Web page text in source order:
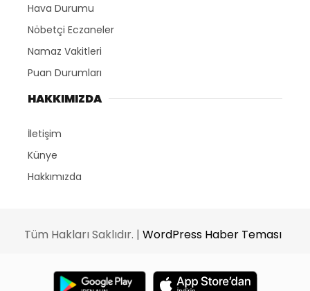
Hava Durumu
Nöbetçi Eczaneler
Namaz Vakitleri
Puan Durumları
HAKKIMIZDA
İletişim
Künye
Hakkımızda
Tüm Hakları Saklıdır. | WordPress Haber Teması